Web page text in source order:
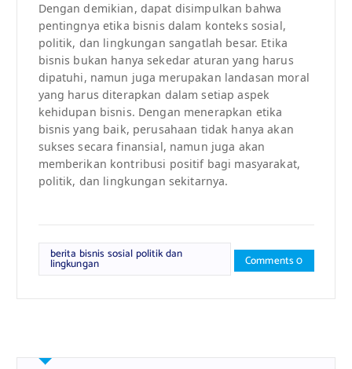
Dengan demikian, dapat disimpulkan bahwa
pentingnya etika bisnis dalam konteks sosial,
politik, dan lingkungan sangatlah besar. Etika
bisnis bukan hanya sekedar aturan yang harus
dipatuhi, namun juga merupakan landasan moral
yang harus diterapkan dalam setiap aspek
kehidupan bisnis. Dengan menerapkan etika
bisnis yang baik, perusahaan tidak hanya akan
sukses secara finansial, namun juga akan
memberikan kontribusi positif bagi masyarakat,
politik, dan lingkungan sekitarnya.
berita bisnis sosial politik dan
lingkungan Comments 0